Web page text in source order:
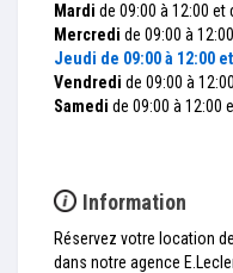
Mardi de 09:00 à 12:00 et
Mercredi de 09:00 à
Jeudi de 09:00 à 12:00
Vendredi de 09:00 à
Samedi de 09:00 à 12:00
Information
Réservez votre location
dans notre agence